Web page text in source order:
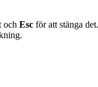
och Esc för att stänga det.